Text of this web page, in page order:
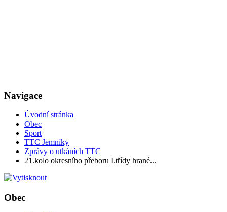
Navigace
Úvodní stránka
Obec
Sport
TTC Jemníky
Zprávy o utkáních TTC
21.kolo okresního přeboru I.třídy hrané...
Obec